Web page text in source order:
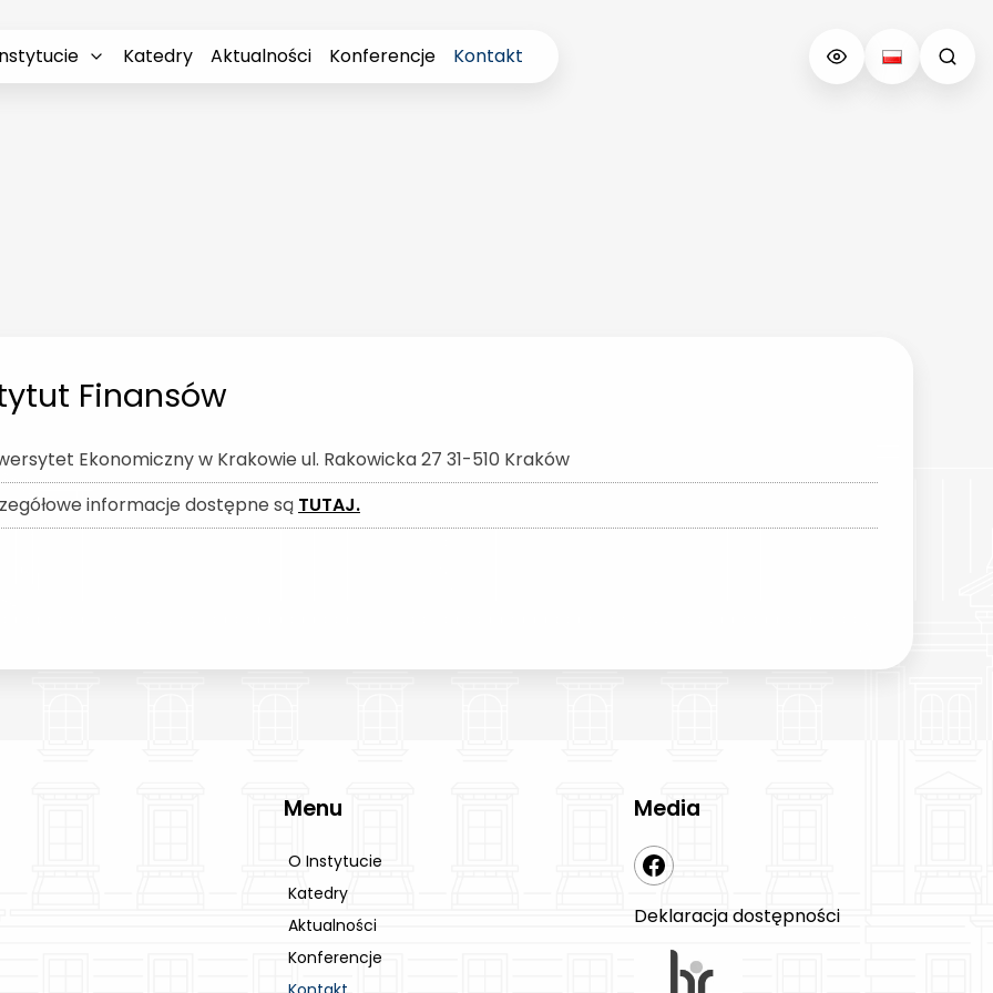
Katedry Aktualności Konferencje Kontakt
Finansów
Ekonomiczny w Krakowie ul. Rakowicka 27 31-510 Kraków
informacje dostępne są TUTAJ.
Menu
O Instytucie
Katedry
Aktualności
Konferencje
Media
Deklaracja dostępności